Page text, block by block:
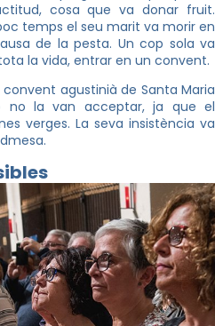
cosa que va donar fruit.
temps el seu marit va morir en
de la pesta. Un cop sola va
la vida, entrar en un convent.
agustinià de Santa Maria
no la van acceptar, ja que el
verges. La seva insistència va